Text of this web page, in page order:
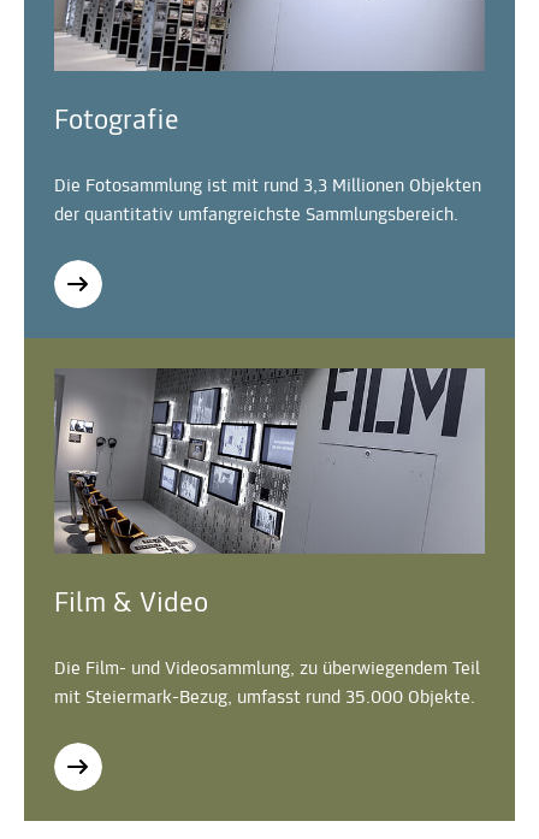
Fotografie
Die Fotosammlung ist mit rund 3,3 Millionen Objekten
der quantitativ umfangreichste Sammlungsbereich.
Film & Video
Die Film- und Videosammlung, zu überwiegendem Teil
mit Steiermark-Bezug, umfasst rund 35.000 Objekte.